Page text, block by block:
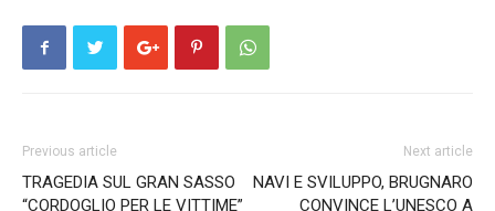
Previous article
TRAGEDIA SUL GRAN SASSO
“CORDOGLIO PER LE VITTIME”
Next article
NAVI E SVILUPPO, BRUGNARO
CONVINCE L’UNESCO A